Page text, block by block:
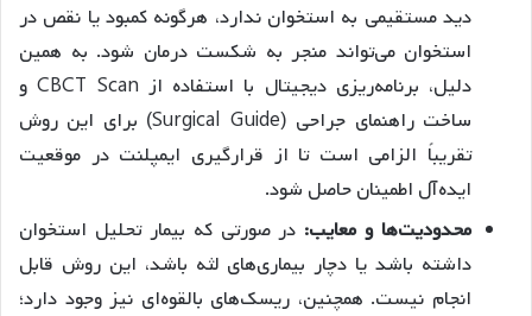
دید مستقیمی به استخوان ندارد، هرگونه کمبود یا نقص در
استخوان می‌تواند منجر به شکست درمان شود. به همین
دلیل، برنامه‌ریزی دیجیتال با استفاده از CBCT Scan و
ساخت راهنمای جراحی (Surgical Guide) برای این روش
تقریباً الزامی است تا از قرارگیری ایمپلنت در موقعیت
ایده‌آل اطمینان حاصل شود.
محدودیت‌ها و معایب: در صورتی که بیمار تحلیل استخوان
داشته باشد یا دچار بیماری‌های لثه باشد، این روش قابل
انجام نیست. همچنین، ریسک‌های بالقوه‌ای نیز وجود دارد؛